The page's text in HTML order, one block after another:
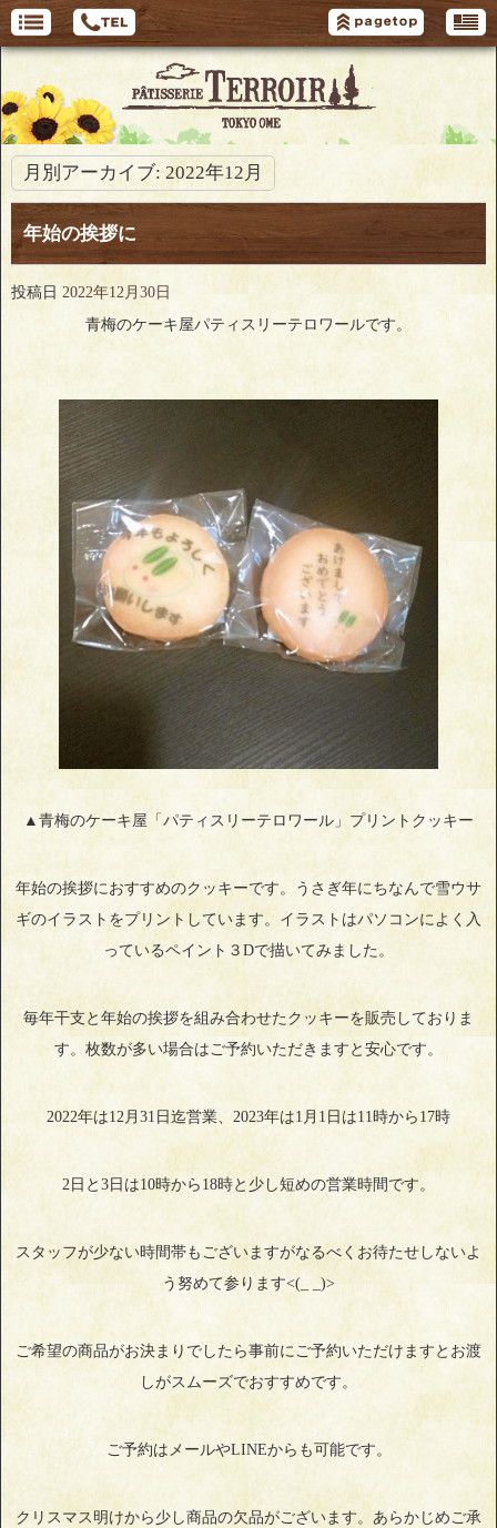
月別アーカイブ: 2022年12月
年始の挨拶に
投稿日 2022年12月30日
青梅のケーキ屋パティスリーテロワールです。
▲青梅のケーキ屋「パティスリーテロワール」プリントクッキー
年始の挨拶におすすめのクッキーです。うさぎ年にちなんで雪ウサ
ギのイラストをプリントしています。イラストはパソコンによく入
っているペイント３Dで描いてみました。
毎年干支と年始の挨拶を組み合わせたクッキーを販売しておりま
す。枚数が多い場合はご予約いただきますと安心です。
2022年は12月31日迄営業、2023年は1月1日は11時から17時
2日と3日は10時から18時と少し短めの営業時間です。
スタッフが少ない時間帯もございますがなるべくお待たせしないよ
う努めて参ります<(_ _)>
ご希望の商品がお決まりでしたら事前にご予約いただけますとお渡
しがスムーズでおすすめです。
ご予約はメールやLINEからも可能です。
クリスマス明けから少し商品の欠品がございます。あらかじめご承